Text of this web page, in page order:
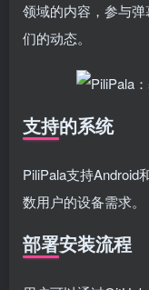
领域的内容，参与
们的动态。
支持的系统
PiliPala支持Android
数用户的设备需求。
部署安装流程